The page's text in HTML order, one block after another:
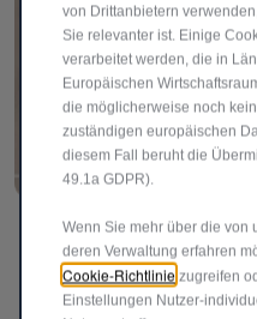
Rückfahrkamera
Verbessert die Sicht beim
moderner ADAS-Systeme
von Drittanbietern
Sie relevanter ist. Einige
verarbeitet werden, die in
Europäischen
die möglicherweise noch
zuständigen europäischen
diesem Fall beruht die
49.1a GDPR).
Wenn Sie mehr über die von
deren Verwaltung erfahren
Cookie-Richtlinie zugreifen
Einstellungen Nutzer-